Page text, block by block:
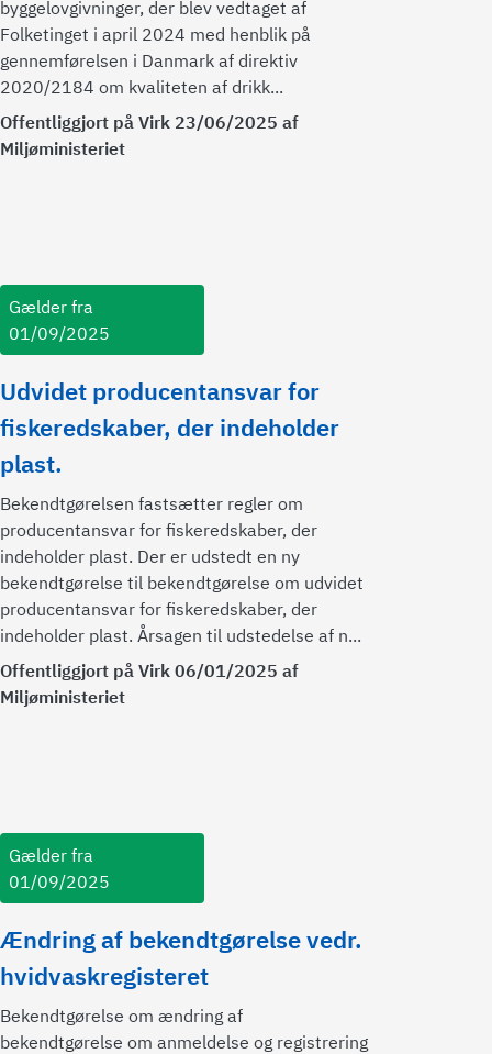
byggelovgivninger, der blev vedtaget af
Folketinget i april 2024 med henblik på
gennemførelsen i Danmark af direktiv
2020/2184 om kvaliteten af drikk...
Offentliggjort på Virk 23/06/2025 af
Miljøministeriet
Gælder fra
01/09/2025
Udvidet producentansvar for
fiskeredskaber, der indeholder
plast.
Bekendtgørelsen fastsætter regler om
producentansvar for fiskeredskaber, der
indeholder plast. Der er udstedt en ny
bekendtgørelse til bekendtgørelse om udvidet
producentansvar for fiskeredskaber, der
indeholder plast. Årsagen til udstedelse af n...
Offentliggjort på Virk 06/01/2025 af
Miljøministeriet
Gælder fra
01/09/2025
Ændring af bekendtgørelse vedr.
hvidvaskregisteret
Bekendtgørelse om ændring af
bekendtgørelse om anmeldelse og registrering